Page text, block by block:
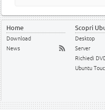
Home
Download
News
Scopri
Desktop
Server
Richiedi
Ubuntu